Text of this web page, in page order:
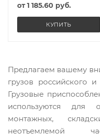
от1 185.60 руб.
КУПИТЬ
Предлагаем вашему
грузов российского
Грузовые
используются для
монтажных,
неотъемлемой